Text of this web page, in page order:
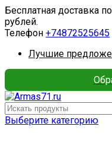
Бесплатная доставка
рублей.
Телефон +74872525645
Лучшие
Выберите категорию